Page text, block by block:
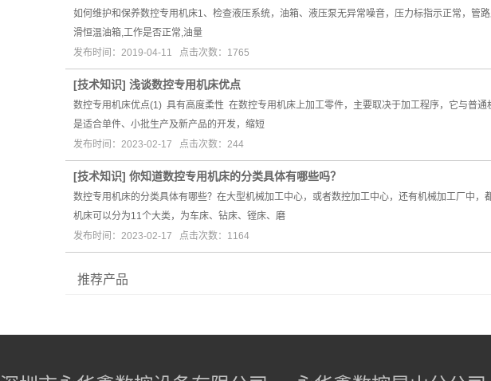
如何维护和保养数控专用机床1、检查液压系统，油箱、液压泵无异常噪音，压力标指示正常，
滑恒温油箱,工作是否正常,油量
发布时间：2019-04-11 点击次数：1765
[技术知识] 浅谈数控专用机床优点
数控专用机床优点(1) 具有高度柔性 在数控专用机床上加工零件，主要取决于加工程序，它与普
是适合单件、小批生产及新产品的开发，缩短
发布时间：2023-02-17 点击次数：244
[技术知识] 你知道数控专用机床的分类具体有哪些吗？
数控专用机床的分类具体有哪些？在大型机械加工中心，或者数控加工中心，还有机械加工厂中
机床可以分为11个大类，为车床、钻床、镗床、磨
发布时间：2023-02-17 点击次数：1164
推荐产品